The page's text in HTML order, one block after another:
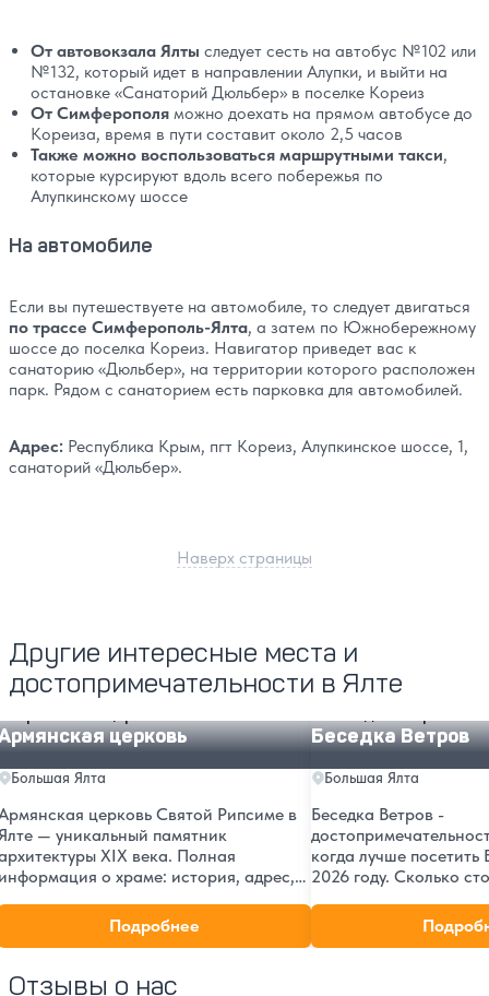
От автовокзала Ялты следует сесть на автобус №102 или
№132, который идет в направлении Алупки, и выйти на
остановке «Санаторий Дюльбер» в поселке Кореиз
От Симферополя можно доехать на прямом автобусе до
Кореиза, время в пути составит около 2,5 часов
Также можно воспользоваться маршрутными такси,
которые курсируют вдоль всего побережья по
Алупкинскому шоссе
На автомобиле
Если вы путешествуете на автомобиле, то следует двигаться
по трассе Симферополь-Ялта, а затем по Южнобережному
шоссе до поселка Кореиз. Навигатор приведет вас к
санаторию «Дюльбер», на территории которого расположен
парк. Рядом с санаторием есть парковка для автомобилей.
Адрес: Республика Крым, пгт Кореиз, Алупкинское шоссе, 1,
санаторий «Дюльбер».
Наверх страницы
Другие интересные места и
достопримечательности в Ялте
церковь
Большая Ялта
церковь Святой Рипсиме в
— уникальный памятник
XIX века. Полная
о храме: история, адрес,
Организация экскурсий и
посещения.
Подробнее
Беседка Ветров
Большая Ялта
Беседка Ветров -
когда лучше посетить
2026 году. Сколько
пешком, на машине
транспорте.
Отзывы о нас